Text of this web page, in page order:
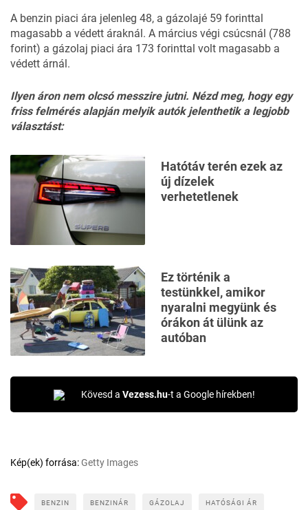
A benzin piaci ára jelenleg 48, a gázolajé 59 forinttal
magasabb a védett áraknál. A március végi csúcsnál (788
forint) a gázolaj piaci ára 173 forinttal volt magasabb a
védett árnál.
Ilyen áron nem olcsó messzire jutni. Nézd meg, hogy egy
friss felmérés alapján melyik autók jelenthetik a legjobb
választást:
Hatótáv terén ezek az
új dízelek
verhetetlenek
Ez történik a
testünkkel, amikor
nyaralni megyünk és
órákon át ülünk az
autóban
Kövesd a Vezess.hu-t a Google hírekben!
Kép(ek) forrása:Getty Images
BENZIN BENZINÁR GÁZOLAJ HATÓSÁGI ÁR